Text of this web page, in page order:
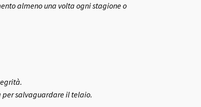
almeno una volta ogni stagione o
per salvaguardare il telaio.